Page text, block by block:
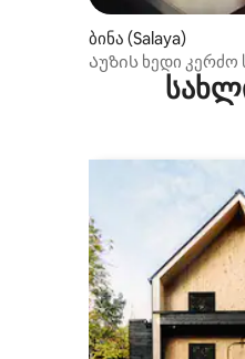
ბინა (Salaya)
Აუზის ხედი კერძო